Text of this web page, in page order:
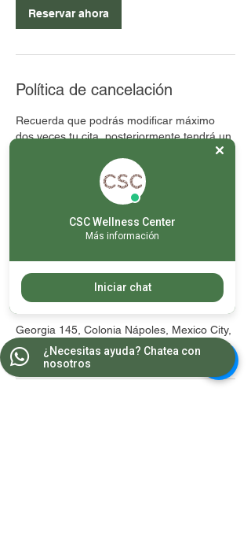
i
Reservar ahora
Política de cancelación
Recuerda que podrás modificar máximo
dos veces tu cita, posteriormente tendrá un
En caso de no acudir al servicio agendado
o no cancelar / reagendar con 24 horas de
anticipación, el servicio se tomará como
No hay rembolsos
Datos de contacto
Georgia 145, Colonia Nápoles, Mexico City,
CDMX, Mexico
CSC Wellness Center
Más información
Iniciar chat
¿Necesitas ayuda? Chatea con
nosotros